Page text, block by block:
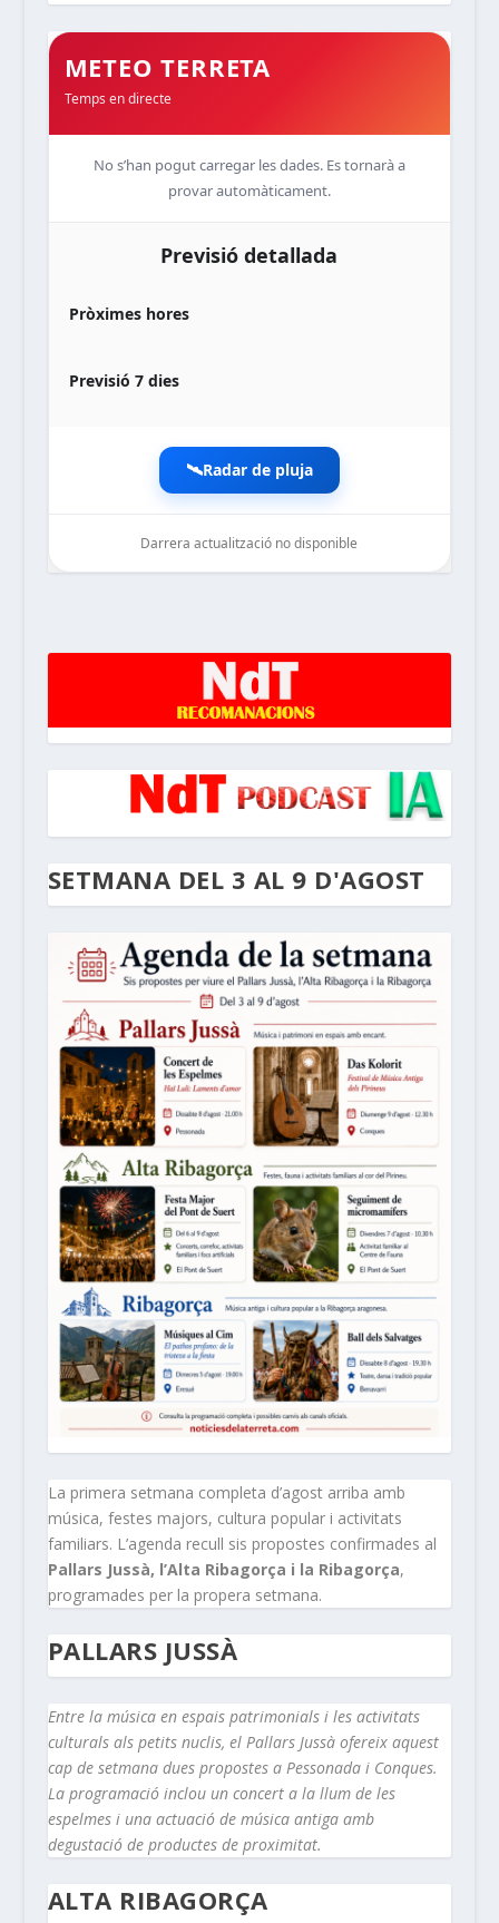
METEO TERRETA
Temps en directe
No s’han pogut carregar les dades. Es tornarà a
provar automàticament.
Previsió detallada
Pròximes hores
Previsió 7 dies
🛰️Radar de pluja
Darrera actualització no disponible
SETMANA DEL 3 AL 9 D'AGOST
La primera setmana completa d’agost arriba amb
música, festes majors, cultura popular i activitats
familiars. L’agenda recull sis propostes confirmades al
Pallars Jussà, l’Alta Ribagorça i la Ribagorça,
programades per la propera setmana.
PALLARS JUSSÀ
Entre la música en espais patrimonials i les activitats
culturals als petits nuclis, el Pallars Jussà ofereix aquest
cap de setmana dues propostes a Pessonada i Conques.
La programació inclou un concert a la llum de les
espelmes i una actuació de música antiga amb
degustació de productes de proximitat.
ALTA RIBAGORÇA